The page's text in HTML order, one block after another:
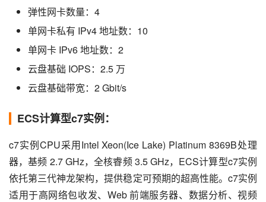
弹性网卡数量：4
单网卡私有 IPv4 地址数：10
单网卡 IPv6 地址数：2
云盘基础 IOPS：2.5 万
云盘基础带宽：2 Gbit/s
ECS计算型c7实例：
c7实例CPU采用Intel Xeon(Ice Lake) Platinum 8369B处理
器，基频 2.7 GHz，全核睿频 3.5 GHz，ECS计算型c7实例
依托第三代神龙架构，提供稳定可预期的超高性能。c7实例
适用于高网络包收发、Web 前端服务器、数据分析、视频